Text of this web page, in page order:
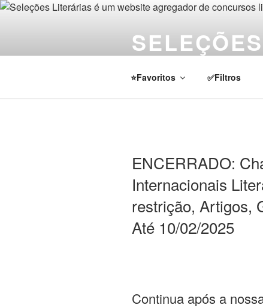
Pular
⭐Favoritos ✅Filtros
ENCERRADO:
Internacionais
restrição, Artigos,
Até 10/02/2025
Continua após a